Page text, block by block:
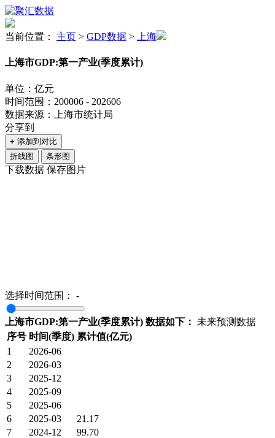
当前位置： 主页 > GDP数据 > 上海
上海市GDP:第一产业(季度累计)
单位：亿元
时间范围：200006 - 202606
数据来源：上海市统计局
分享到
+ 添加到对比
折线图
条形图
下载数据 保存图片
选择时间范围： -
上海市GDP:第一产业(季度累计) 数据如下：
未来预测数据
序号 时间(季度) 累计值(亿元)
1
2026-06
2
2026-03
3
2025-12
4
2025-09
5
2025-06
6
2025-03
21.17
7
2024-12
99.70